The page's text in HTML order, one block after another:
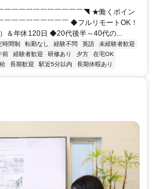
￣￣￣￣￣￣￣￣￣￣￣◥ ★働くポイン
￣￣￣￣￣￣￣￣￣ ◆フルリモートOK！
＆年休120日 ◆20代後半～40代の...
時間制 転勤なし 経験不問 英語
未経験者歓迎
前 経験者歓迎 研修あり 夕方
在宅OK
長期歓迎 駅近5分以内 長期休暇あり